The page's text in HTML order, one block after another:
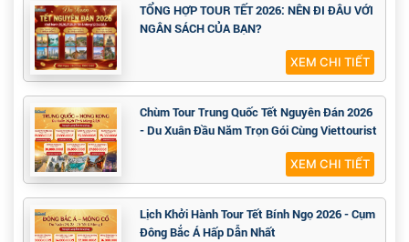
TỔNG HỢP TOUR TẾT 2026: NÊN ĐI ĐÂU VỚI
NGÂN SÁCH CỦA BẠN?
XEM CHI TIẾT
Chùm Tour Trung Quốc Tết Nguyên Đán 2026
- Du Xuân Đầu Năm Trọn Gói Cùng Viettourist
XEM CHI TIẾT
Lịch Khởi Hành Tour Tết Bính Ngọ 2026 - Cụm
Đông Bắc Á Hấp Dẫn Nhất